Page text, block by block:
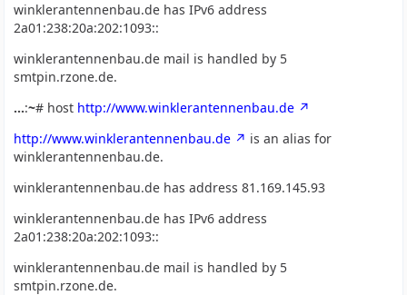
winklerantennenbau.de has IPv6 address
2a01:238:20a:202:1093::
winklerantennenbau.de mail is handled by 5
smtpin.rzone.de.
...:~# host http://www.winklerantennenbau.de
http://www.winklerantennenbau.de
is an alias for
winklerantennenbau.de.
winklerantennenbau.de has address 81.169.145.93
winklerantennenbau.de has IPv6 address
2a01:238:20a:202:1093::
winklerantennenbau.de mail is handled by 5
smtpin.rzone.de.